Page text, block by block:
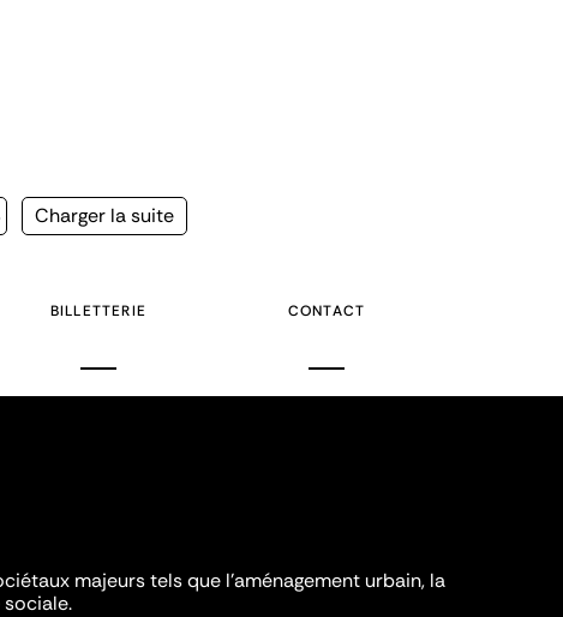
Page
Charger la suite
BILLETTERIE CONTACT
majeurs tels que l'aménagement urbain, la